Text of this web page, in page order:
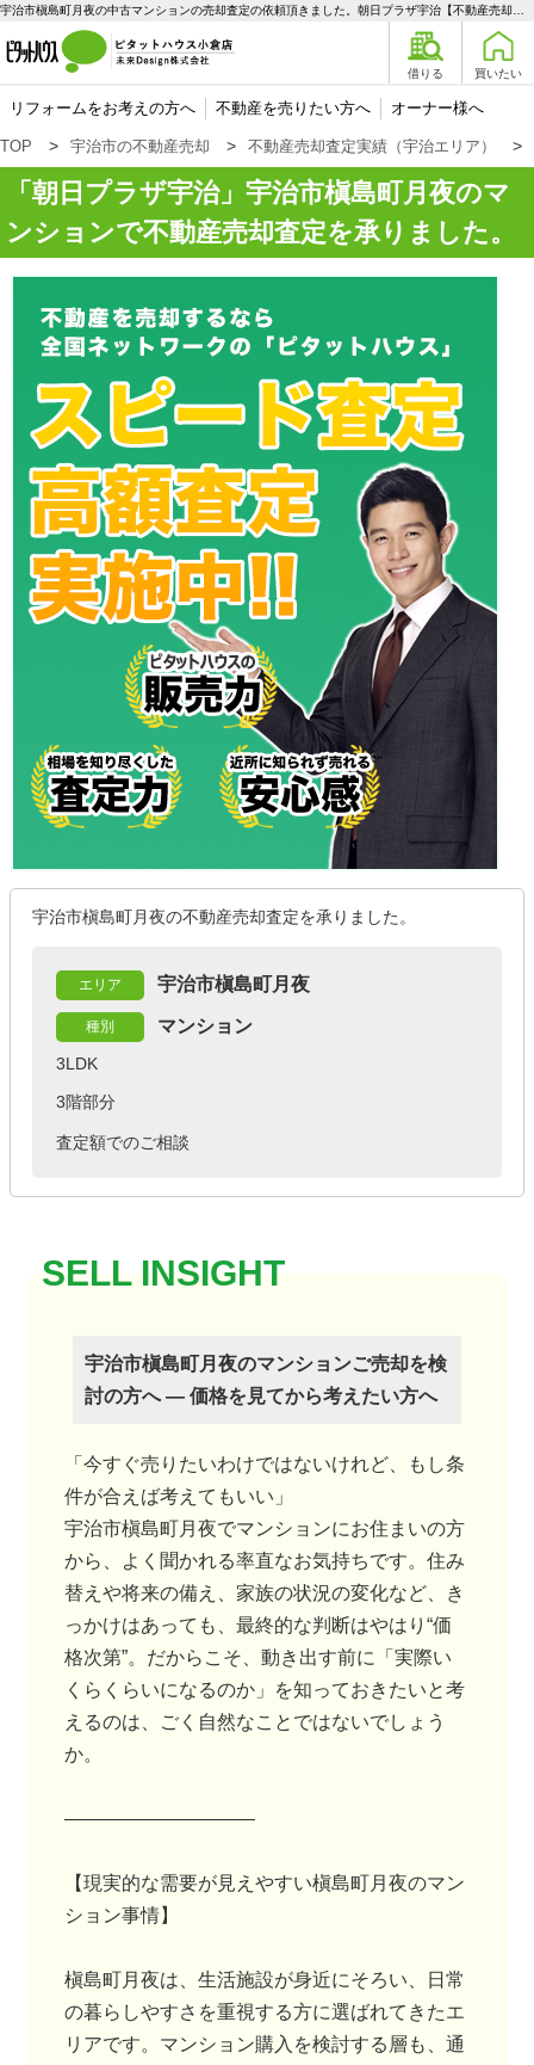
借りる 買いたい
リフォームをお考えの方へ 不動産を売りたい方へ オーナー様へ
TOP 宇治市の不動産売却 不動産売却査定実績（宇治エリア）
朝日プラザ宇治
宇治市槇島町月夜のマ
ンションで不動産売却査定を承りました。
宇治市槇島町月夜の不動産売却査定を承りました。
エリア 宇治市槇島町月夜
種別 マンション
3LDK
3階部分
査定額でのご相談
宇治市槇島町月夜のマンションご売却を検
討の方へ ― 価格を見てから考えたい方へ
「今すぐ売りたいわけではないけれど、もし条
件が合えば考えてもいい」
宇治市槇島町月夜でマンションにお住まいの方
から、よく聞かれる率直なお気持ちです。住み
替えや将来の備え、家族の状況の変化など、き
っかけはあっても、最終的な判断はやはり“価
格次第”。だからこそ、動き出す前に「実際い
くらくらいになるのか」を知っておきたいと考
えるのは、ごく自然なことではないでしょう
か。
――――――――――
【現実的な需要が見えやすい槇島町月夜のマン
ション事情】
槇島町月夜は、生活施設が身近にそろい、日常
の暮らしやすさを重視する方に選ばれてきたエ
リアです。マンション購入を検討する層も、通